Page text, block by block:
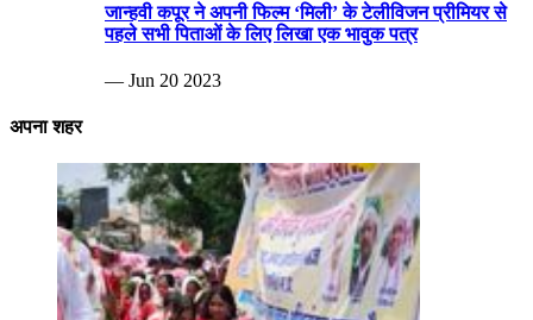
जान्हवी कपूर ने अपनी फिल्म ‘मिली’ के टेलीविजन प्रीमियर से
पहले सभी पिताओं के लिए लिखा एक भावुक पत्र
— Jun 20 2023
अपना शहर